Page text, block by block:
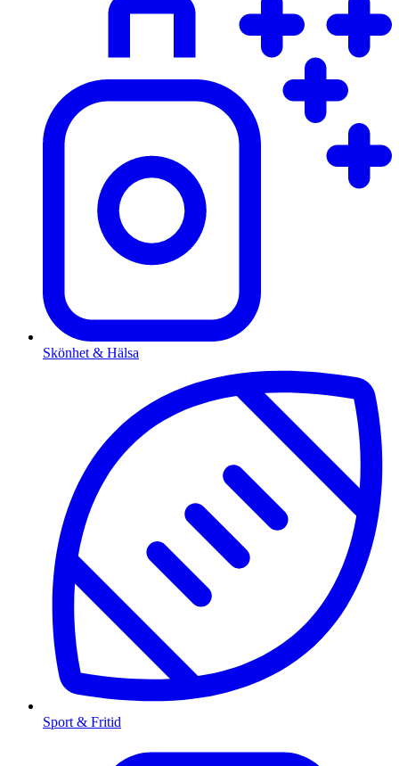
Skönhet & Hälsa
Sport & Fritid